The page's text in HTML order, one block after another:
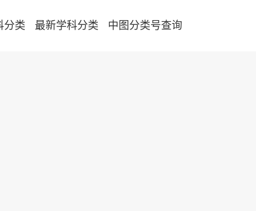
分类 最新学科分类 中图分类号查询